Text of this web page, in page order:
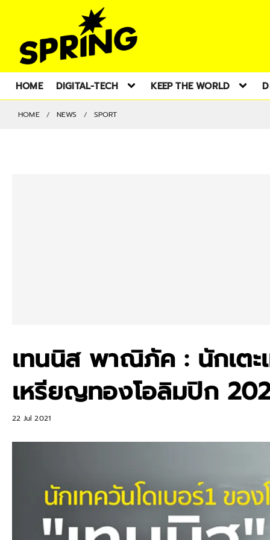
HOME DIGITAL-TECH KEEP THE WORLD
HOME NEWS SPORT
เทนนิส พาณิภัค : นักเตะ
เหรียญทองโอลิมปิก
22 Jul 2021